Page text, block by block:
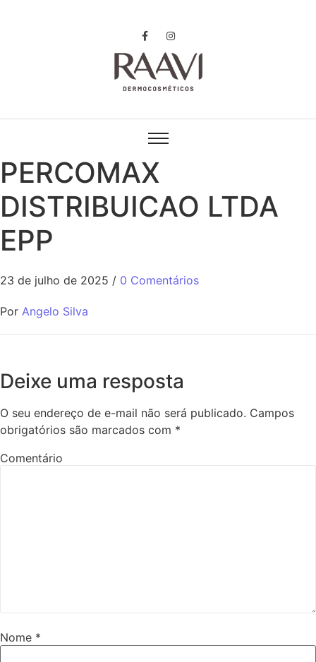
PERCOMAX
DISTRIBUICAO LTDA
EPP
23 de julho de 2025 / 0 Comentários
Por Angelo Silva
Deixe uma resposta
O seu endereço de e-mail não será publicado. Campos
obrigatórios são marcados com *
Comentário
Nome *